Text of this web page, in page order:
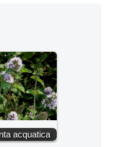
acquatica